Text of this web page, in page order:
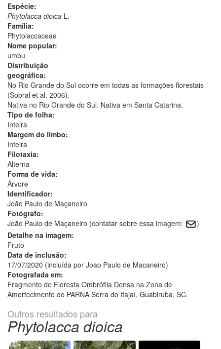
Espécie:
Phytolacca dioica L.
Família:
Phytolaccaceae
Nome popular:
umbu
Distribuição
geográfica:
No Rio Grande do Sul ocorre em todas as formações florestais
(Sobral et al. 2006).
Nativa no Rio Grande do Sul. Nativa em Santa Catarina.
Tipo de folha:
Inteira
Margem do limbo:
Inteira
Filotaxia:
Alterna
Forma de vida:
Árvore
Identificador:
João Paulo de Maçaneiro
Fotógrafo:
João Paulo de Maçaneiro (contatar sobre essa imagem:
)
Detalhe na imagem:
Fruto
Data de inclusão:
17/07/2020 (incluída por Joao Paulo de Macaneiro)
Fotografada em:
Fragmento de Floresta Ombrófila Densa na Zona de
Amortecimento do PARNA Serra do Itajaí, Guabiruba, SC.
Outros resultados para
Phytolacca dioica